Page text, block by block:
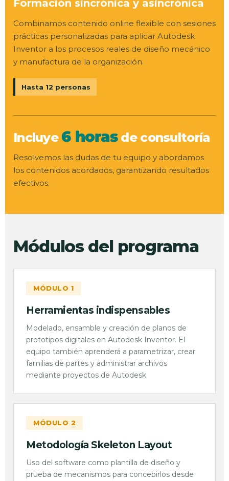
Formación sincrónica y asincrónica
Combinamos contenido online flexible con sesiones
prácticas personalizadas para aplicar Autodesk
Inventor a los procesos reales de diseño mecánico
y manufactura de la organización.
Hasta 12 personas
Incluye6 horasde consultoría
Resolvemos las dudas de tu equipo y abordamos
los contenidos acordados, garantizando resultados
efectivos.
Módulos del programa
MÓDULO 1
Herramientas indispensables
Modelado, ensamble y creación de planos de
prototipos digitales en Autodesk Inventor. El
equipo también aprenderá a parametrizar, crear
familias de partes y administrar archivos
mediante proyectos de Autodesk.
MÓDULO 2
Metodología Skeleton Layout
Uso del software como plantilla de diseño y
prueba de mecanismos para concebirlos desde